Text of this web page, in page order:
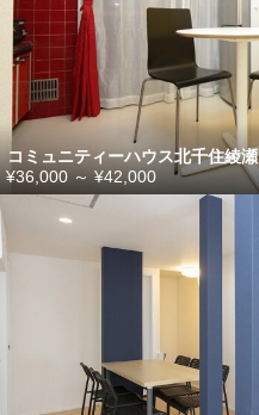
コミュニティーハウス北千住綾瀬
¥36,000 ～ ¥42,000